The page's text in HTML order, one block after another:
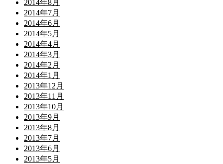
2014年8月
2014年7月
2014年6月
2014年5月
2014年4月
2014年3月
2014年2月
2014年1月
2013年12月
2013年11月
2013年10月
2013年9月
2013年8月
2013年7月
2013年6月
2013年5月